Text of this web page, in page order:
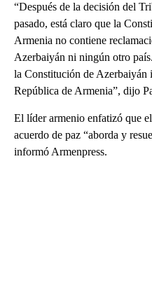
“Después de la decisión del
pasado, está claro que la
Armenia no contiene
Azerbaiyán ni ningún otro
la Constitución de Azerbaiyán
República de Armenia”, dijo
El líder armenio enfatizó que
acuerdo de paz “aborda y
informó Armenpress.